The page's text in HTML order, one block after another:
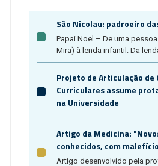
São Nicolau: padroeiro
Papai Noel – De uma
Mira) à lenda infantil. Da
Projeto de Articulação de
Curriculares assume
na Universidade
Artigo da Medicina:
conhecidos, com
Artigo desenvolvido pela